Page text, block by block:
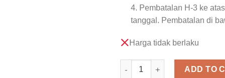
4. Pembatalan H-3 ke
tanggal. Pembatalan di
Harga tidak berlaku
Hotel Sinar Rahayu 4
ADD TO